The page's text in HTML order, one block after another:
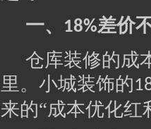
一、
18%差价
仓库装修的成
里。小城装饰的
来的“成本优化红